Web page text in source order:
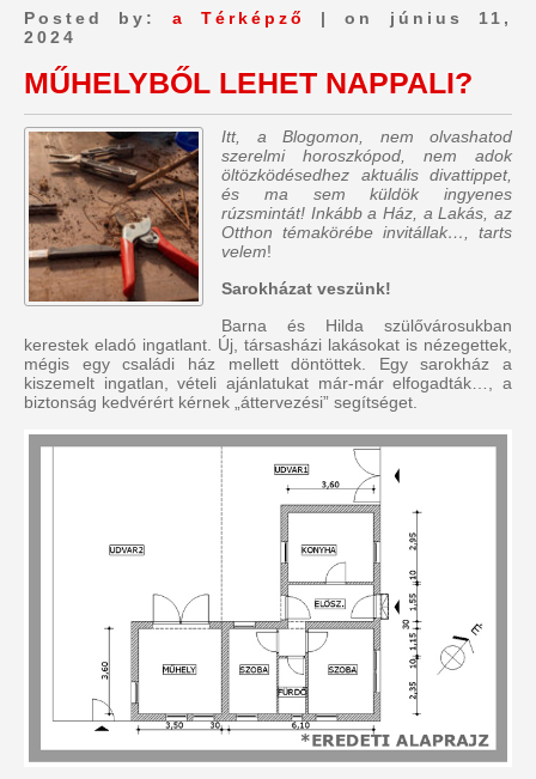
Posted by: a Térképző
| on június 11,
2024
MŰHELYBŐL LEHET NAPPALI?
Itt, a Blogomon, nem olvashatod
szerelmi horoszkópod, nem adok
öltözködésedhez aktuális divattippet,
és ma sem küldök ingyenes
rúzsmintát! Inkább a Ház, a Lakás, az
Otthon témakörébe invitállak…, tarts
velem!
Sarokházat veszünk!
Barna és Hilda szülővárosukban
kerestek eladó ingatlant. Új, társasházi lakásokat is nézegettek,
mégis egy családi ház mellett döntöttek. Egy sarokház a
kiszemelt ingatlan, vételi ajánlatukat már-már elfogadták…, a
biztonság kedvérért kérnek „áttervezési” segítséget.